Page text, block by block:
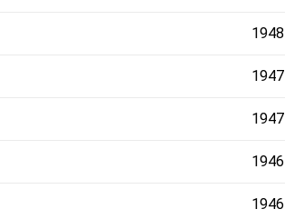
1948
1947
1947
1946
1946